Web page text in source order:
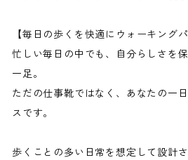
【毎日の歩くを快適にウォーキングパ
忙しい毎日の中でも、自分らしさを
一足。
ただの仕事靴ではなく、あなたの一
スです。
歩くことの多い日常を想定して設計